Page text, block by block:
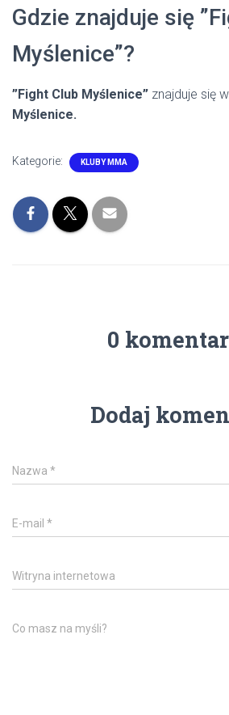
Gdzie znajduje się
Myślenice”?
”Fight Club Myślenice” znajduje się
Myślenice.
Kategorie: KLUBY MMA
0
Dodaj
Nazwa *
E-mail *
Witryna internetowa
Co masz na myśli?